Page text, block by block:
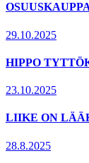
29.10.2025
HIPPO
23.10.2025
LIIKE ON
28.8.2025